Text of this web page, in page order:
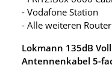
- Vodafone Station
- Alle weiteren
Lokmann 135dB
Antennenkabel 5-